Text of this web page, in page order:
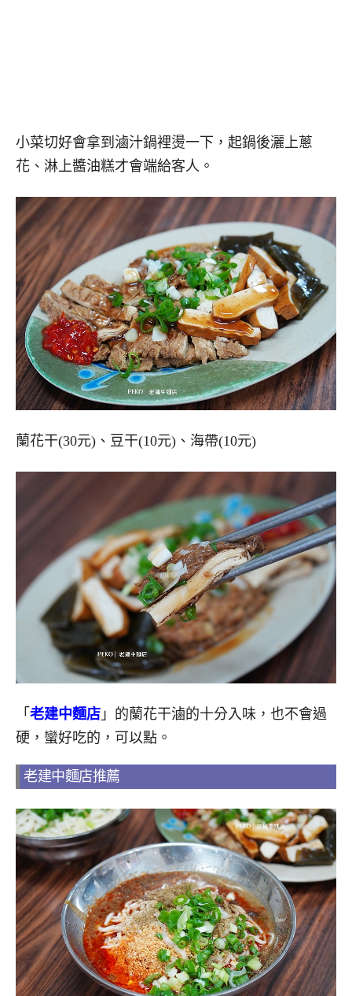
小菜切好會拿到滷汁鍋裡燙一下，起鍋後灑上蔥
花、淋上醬油糕才會端給客人。
蘭花干(30元)、豆干(10元)、海帶(10元)
「 老建中麵店 」的蘭花干滷的十分入味，也不會過
硬，蠻好吃的，可以點。
老建中麵店推薦